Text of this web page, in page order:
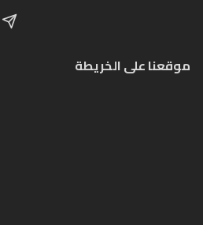
موقعنا على الخريطة